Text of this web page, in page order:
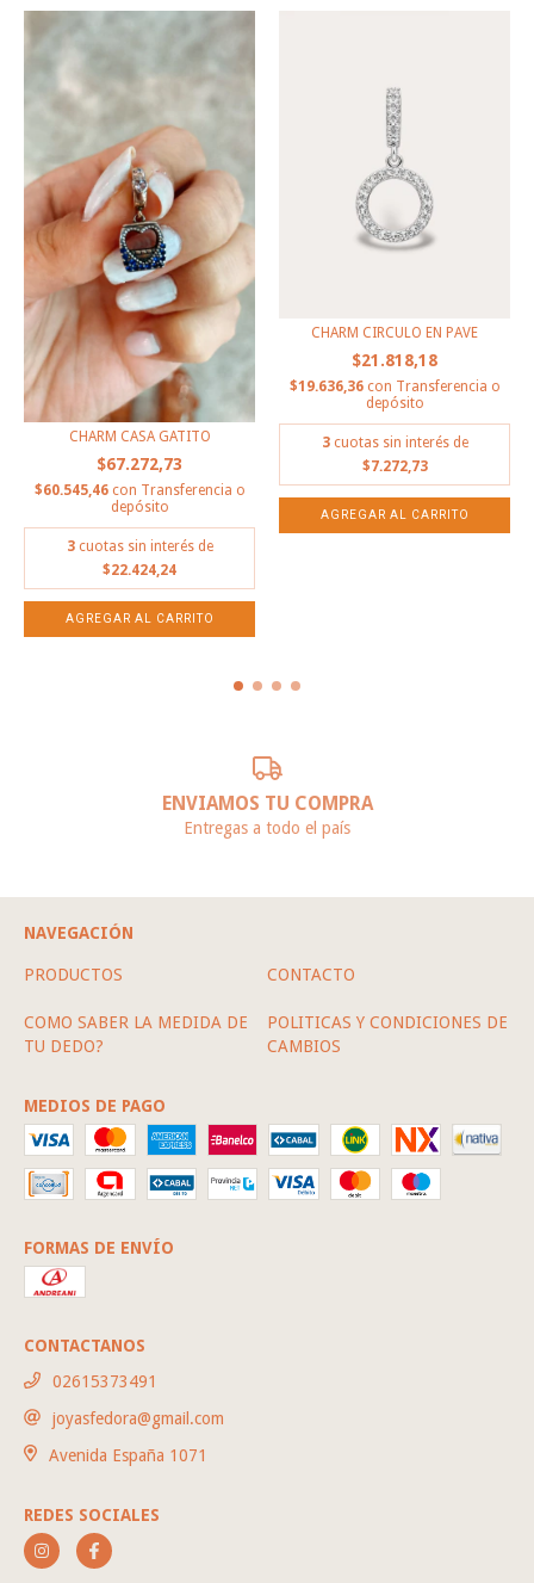
CHARM CASA GATITO
$67.272,73
$60.545,46 con Transferencia o
depósito
3 cuotas sin interés de
$22.424,24
CHARM CIRCULO EN PAVE
$21.818,18
$19.636,36 con Transferencia o
depósito
3 cuotas sin interés de
$7.272,73
ENVIAMOS TU COMPRA
Entregas a todo el país
NAVEGACIÓN
PRODUCTOS CONTACTO
COMO SABER LA MEDIDA DE
TU DEDO?
POLITICAS Y CONDICIONES DE
CAMBIOS
MEDIOS DE PAGO
FORMAS DE ENVÍO
CONTACTANOS
02615373491
joyasfedora@gmail.com
Avenida España 1071
REDES SOCIALES